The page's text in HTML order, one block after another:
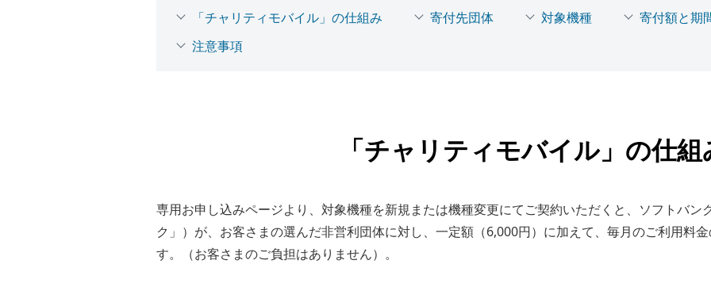
「チャリティモバイル」の仕組み 寄付先団体 対象機種
寄付額と期
注意事項
「チャリティモバイル」の仕組
専用お申し込みページより、対象機種を新規または機種変更にてご契約いただくと、ソフトバン
ク」）が、お客さまの選んだ非営利団体に対し、一定額（6,000円）に加えて、毎月のご利用料
す。（お客さまのご負担はありません）。